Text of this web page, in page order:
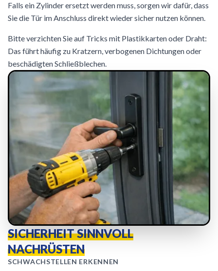
Falls ein Zylinder ersetzt werden muss, sorgen wir dafür, dass
Sie die Tür im Anschluss direkt wieder sicher nutzen können.
Bitte verzichten Sie auf Tricks mit Plastikkarten oder Draht:
Das führt häufig zu Kratzern, verbogenen Dichtungen oder
beschädigten Schließblechen.
SICHERHEIT SINNVOLL
NACHRÜSTEN
SCHWACHSTELLEN ERKENNEN